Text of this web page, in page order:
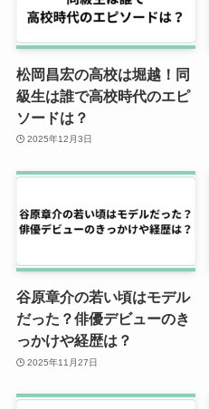
松岡昌宏の高校は堀越！同
級生は誰で高校時代のエピ
ソードは？
2025年12月3日
谷原章介の若い頃はモデル
だった？俳優デビューのき
っかけや経歴は？
2025年11月27日